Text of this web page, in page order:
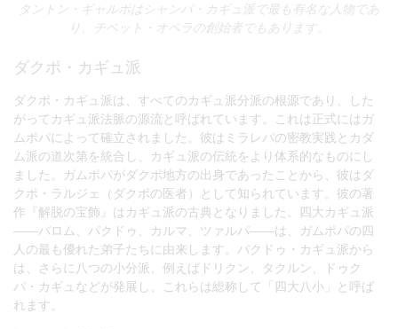
タントン・ギャルポはシャンパ・カギュ派で最も有名な人物であ
り、チベット・オペラの創始者でもあります。
ダクポ・カギュ派
ダクポ・カギュ派は、すべてのカギュ派分派の根源であり、した
がってカギュ派法脈の源流と呼ばれています。これは正式にはガ
ムポパによって確立されました。彼はミラレパの密教実践とカダ
ム派の道次第を統合し、カギュ派の伝統をより体系的なものにし
ました。ガムポパがダクポ地方の出身であったことから、彼はダ
クポ・ラルジェ（ダクポの医者）として知られています。彼の著
作『解脱の宝飾』はカギュ派の古典となりました。四大カギュ派
——バロム、パクドゥ、カルマ、ツァルパ——は、ガムポパの四
人の最も優れた弟子たちに由来します。パクドゥ・カギュ派から
は、さらに八つの小分派、例えばドリクン、タクルン、ドゥク
パ・カギュなどが発展し、これらは総称して「四大八小」と呼ば
れます。